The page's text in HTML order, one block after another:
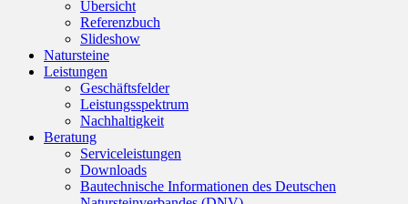
Übersicht
Referenzbuch
Slideshow
Natursteine
Leistungen
Geschäftsfelder
Leistungsspektrum
Nachhaltigkeit
Beratung
Serviceleistungen
Downloads
Bautechnische Informationen des Deutschen